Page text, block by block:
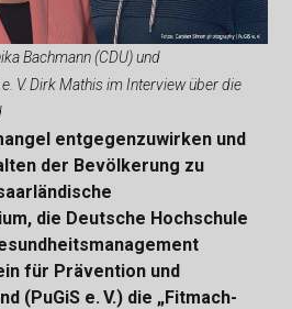
Bachmann (CDU) und
V. Dirk Mathis im Interview über die
entgegenzuwirken und
der Bevölkerung zu
die Deutsche Hochschule
für Prävention und
(PuGiS e. V.) die „Fitmach-